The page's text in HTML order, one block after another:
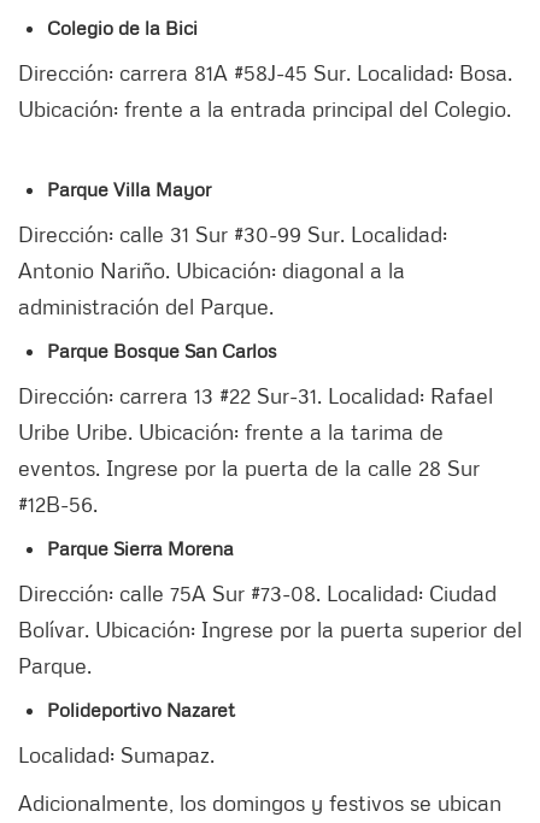
Colegio de la Bici
Dirección: carrera 81A #58J-45 Sur. Localidad: Bosa.
Ubicación: frente a la entrada principal del Colegio.
Parque Villa Mayor
Dirección: calle 31 Sur #30-99 Sur. Localidad:
Antonio Nariño. Ubicación: diagonal a la
administración del Parque.
Parque Bosque San Carlos
Dirección: carrera 13 #22 Sur-31. Localidad: Rafael
Uribe Uribe. Ubicación: frente a la tarima de
eventos. Ingrese por la puerta de la calle 28 Sur
#12B-56.
Parque Sierra Morena
Dirección: calle 75A Sur #73-08. Localidad: Ciudad
Bolívar. Ubicación: Ingrese por la puerta superior del
Parque.
Polideportivo Nazaret
Localidad: Sumapaz.
Adicionalmente, los domingos y festivos se ubican